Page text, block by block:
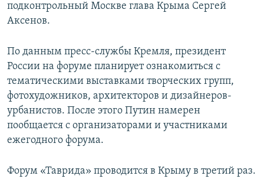
подконтрольный Москве глава Крыма Сергей
Аксенов.
По данным пресс-службы Кремля, президент
России на форуме планирует ознакомиться с
тематическими выставками творческих групп,
фотохудожников, архитекторов и дизайнеров-
урбанистов. После этого Путин намерен
пообщается с организаторами и участниками
ежегодного форума.
Форум «Таврида» проводится в Крыму в третий раз.